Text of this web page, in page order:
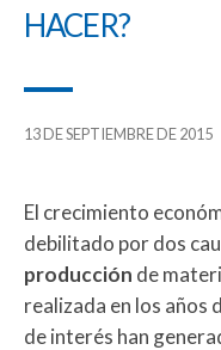
HACER?
13 DE SEPTIEMBRE DE 2015
El crecimiento
debilitado por dos
producción de
realizada en los años
de interés han